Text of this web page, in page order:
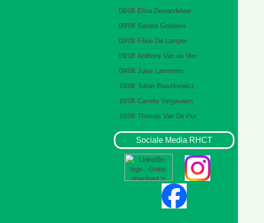
08/08 Elisa Dewandeleer
09/08 Sandra Godderis
09/08 Filine De Lamper
09/08 Anthony Van de Ven
09/08 Jules Lammens
10/08 Julian Blaszkiewicz
10/08 Camille Vergauwen
10/08 Thomas Van De Put
Sociale Media RHCT